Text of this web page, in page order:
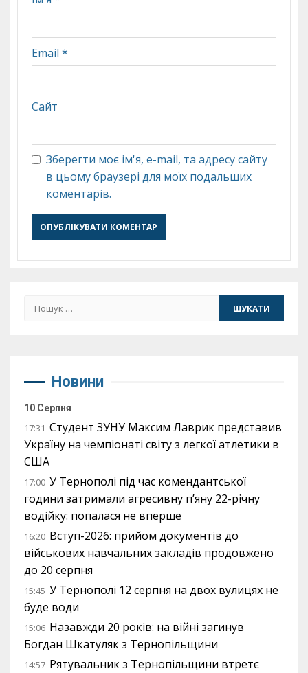
Email *
Сайт
Зберегти моє ім'я, e-mail, та адресу сайту
в цьому браузері для моїх подальших
коментарів.
Пошук:
Новини
10 Серпня
17:31 Студент ЗУНУ Максим Лаврик представив
Україну на чемпіонаті світу з легкої атлетики в
США
17:00 У Тернополі під час комендантської
години затримали агресивну п’яну 22-річну
водійку: попалася не вперше
16:20 Вступ-2026: прийом документів до
військових навчальних закладів продовжено
до 20 серпня
15:45 У Тернополі 12 серпня на двох вулицях не
буде води
15:06 Назавжди 20 років: на війні загинув
Богдан Шкатуляк з Тернопільщини
14:57 Рятувальник з Тернопільщини втретє